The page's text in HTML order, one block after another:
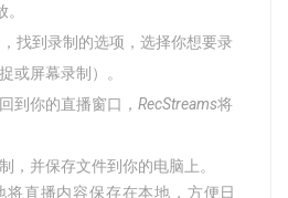
找到录制的选项，选择你想要录
或屏幕录制）。
到你的直播窗口， RecStreams将
，并保存文件到你的电脑上。
直播内容保存在本地，方便日